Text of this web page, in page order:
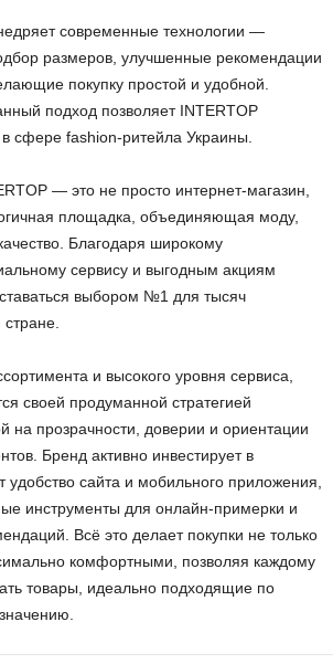
современные технологии —
размеров, улучшенные рекомендации
покупку простой и удобной.
подход позволяет INTERTOP
сфере fashion-ритейла Украины.
— это не просто интернет-магазин,
площадка, объединяющая моду,
Благодаря широкому
сервису и выгодным акциям
выбором №1 для тысяч
и высокого уровня сервиса,
своей продуманной стратегией
на прозрачности, доверии и ориентации
Бренд активно инвестирует в
удобство сайта и мобильного приложения,
инструменты для онлайн-примерки и
Всё это делает покупки не только
комфортными, позволяя каждому
товары, идеально подходящие по